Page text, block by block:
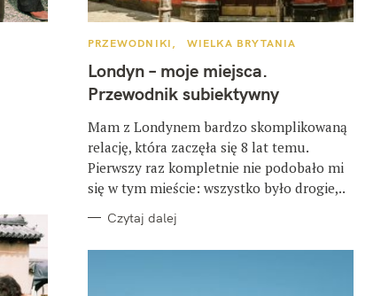
K
T
E
G
O
I
E
PRZEWODNIKI WIELKA BRYTANIA
Londyn – moje miejsca.
Przewodnik subiektywny
Mam z Londynem bardzo skomplikowaną
relację, która zaczęła się 8 lat temu.
Pierwszy raz kompletnie nie podobało mi
się w tym mieście: wszystko było drogie,..
Czytaj dalej